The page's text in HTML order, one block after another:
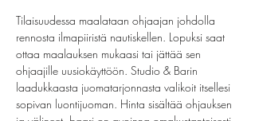
Tilaisuudessa maalataan ohjaajan johdolla
rennosta ilmapiiristä nautiskellen. Lopuksi saat
ottaa maalauksen mukaasi tai jättää sen
ohjaajille uusiokäyttöön. Studio & Barin
laadukkaasta juomatarjonnasta valikoit itsellesi
sopivan luontijuoman. Hinta sisältää ohjauksen